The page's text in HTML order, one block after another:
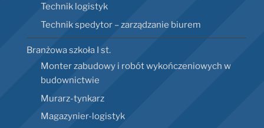
Technik logistyk
Technik spedytor – zarządzanie biurem
Branżowa szkoła I st.
Monter zabudowy i robót wykończeniowych w
budownictwie
Murarz-tynkarz
Magazynier-logistyk